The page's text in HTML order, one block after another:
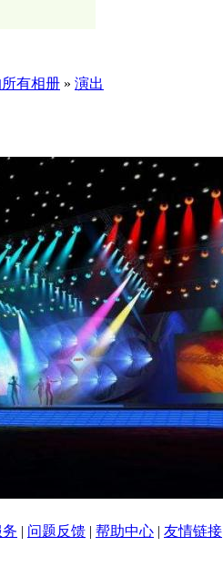
有相册 » 演出
| 问题反馈 | 帮助中心 | 友情链接